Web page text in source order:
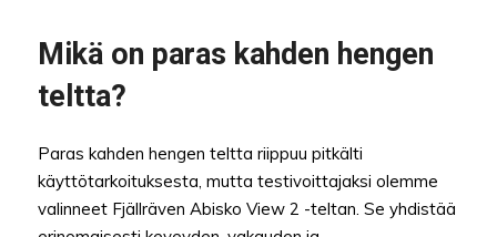
Mikä on paras kahden hengen
teltta?
Paras kahden hengen teltta riippuu pitkälti
käyttötarkoituksesta, mutta testivoittajaksi olemme
valinneet Fjällräven Abisko View 2 -teltan. Se yhdistää